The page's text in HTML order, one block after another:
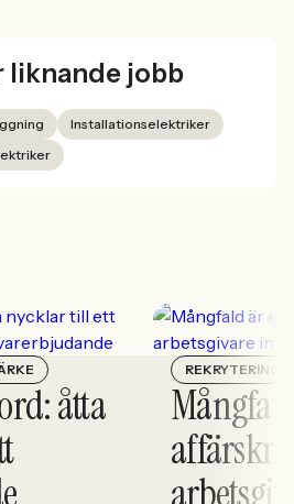
liknande jobb
Installationselektriker
åtta
REKRYTERING